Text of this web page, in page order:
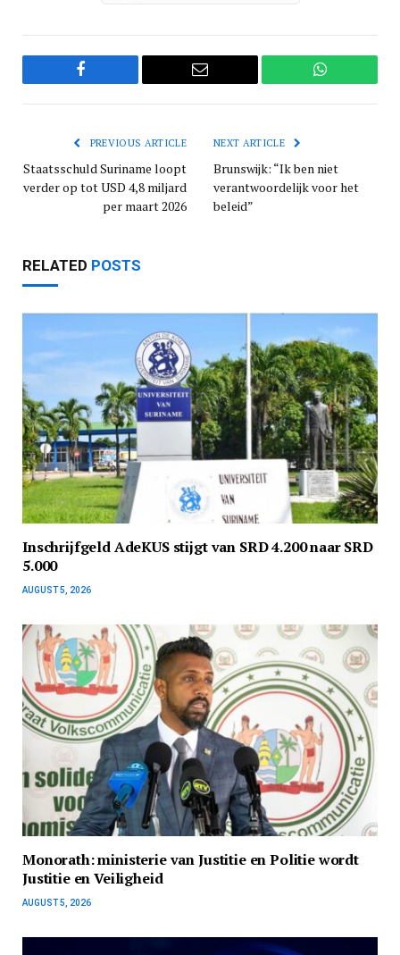
Facebook Email WhatsApp
PREVIOUS ARTICLE
Staatsschuld Suriname loopt
verder op tot USD 4,8 miljard
per maart 2026
NEXT ARTICLE
Brunswijk: “Ik ben niet
verantwoordelijk voor het
beleid”
RELATED POSTS
Inschrijfgeld AdeKUS stijgt van SRD 4.200 naar SRD
5.000
AUGUST 5, 2026
Monorath: ministerie van Justitie en Politie wordt
Justitie en Veiligheid
AUGUST 5, 2026